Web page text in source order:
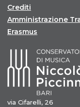
Crediti
Amministrazione
Erasmus
via Cifarelli, 26